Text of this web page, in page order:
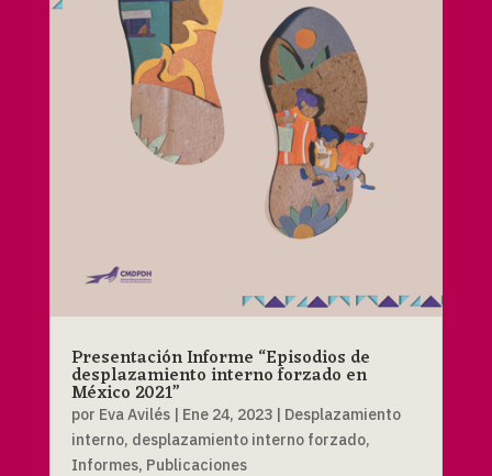
Presentación Informe “Episodios de
desplazamiento interno forzado en
México 2021”
por Eva Avilés| Ene 24, 2023| Desplazamiento
interno, desplazamiento interno forzado,
Informes, Publicaciones